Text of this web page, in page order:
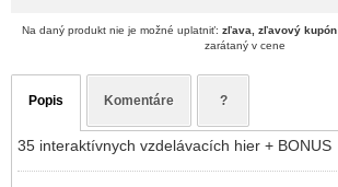
Na daný produkt nie je možné uplatniť: zľava, zľavový kupón
zarátaný v cene
Popis Komentáre ?
35 interaktívnych vzdelávacích hier + BONUS